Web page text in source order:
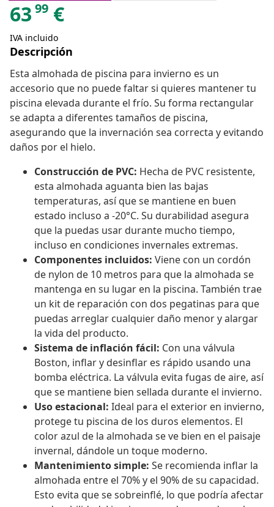
63 99 €
IVA incluido
Descripción
Esta almohada de piscina para invierno es un
accesorio que no puede faltar si quieres mantener tu
piscina elevada durante el frío. Su forma rectangular
se adapta a diferentes tamaños de piscina,
asegurando que la invernación sea correcta y evitando
daños por el hielo.
Construcción de PVC: Hecha de PVC resistente,
esta almohada aguanta bien las bajas
temperaturas, así que se mantiene en buen
estado incluso a -20°C. Su durabilidad asegura
que la puedas usar durante mucho tiempo,
incluso en condiciones invernales extremas.
Componentes incluidos: Viene con un cordón
de nylon de 10 metros para que la almohada se
mantenga en su lugar en la piscina. También trae
un kit de reparación con dos pegatinas para que
puedas arreglar cualquier daño menor y alargar
la vida del producto.
Sistema de inflación fácil: Con una válvula
Boston, inflar y desinflar es rápido usando una
bomba eléctrica. La válvula evita fugas de aire, así
que se mantiene bien sellada durante el invierno.
Uso estacional: Ideal para el exterior en invierno,
protege tu piscina de los duros elementos. El
color azul de la almohada se ve bien en el paisaje
invernal, dándole un toque moderno.
Mantenimiento simple: Se recomienda inflar la
almohada entre el 70% y el 90% de su capacidad.
Esto evita que se sobreinflé, lo que podría afectar